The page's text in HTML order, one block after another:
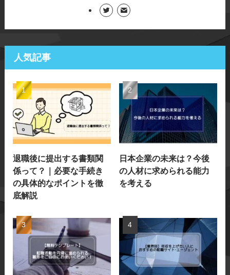
人気記事
退職後に提出する書類関
係って？｜必要な手続き
の具体的なポイントを徹
底解説
日本企業の未来は？今後
の人材に求められる能力
を考える